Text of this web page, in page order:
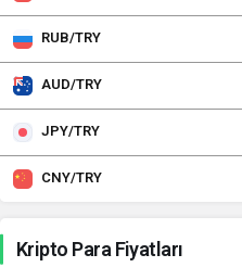
RUB/TRY
AUD/TRY
JPY/TRY
CNY/TRY
Kripto Para Fiyatları